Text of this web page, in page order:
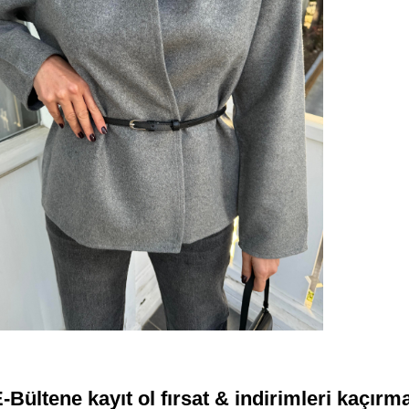
Bültene kayıt ol fırsat & indirimleri